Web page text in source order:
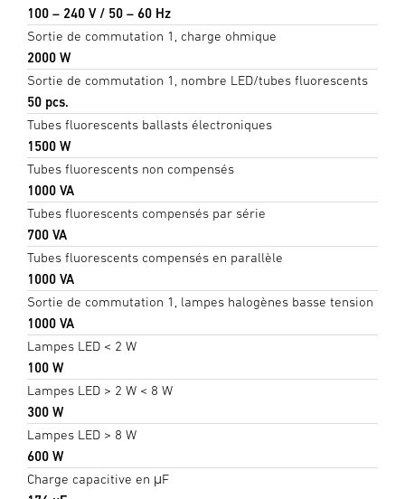
100 – 240 V / 50 – 60 Hz
Sortie de commutation 1, charge ohmique
2000 W
Sortie de commutation 1, nombre LED/tubes fluorescents
50 pcs.
Tubes fluorescents ballasts électroniques
1500 W
Tubes fluorescents non compensés
1000 VA
Tubes fluorescents compensés par série
700 VA
Tubes fluorescents compensés en parallèle
1000 VA
Sortie de commutation 1, lampes halogènes basse tension
1000 VA
Lampes LED < 2 W
100 W
Lampes LED > 2 W < 8 W
300 W
Lampes LED > 8 W
600 W
Charge capacitive en μF